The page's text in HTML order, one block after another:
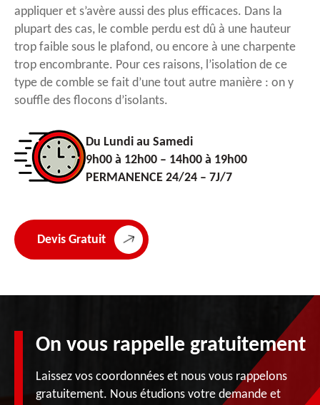
appliquer et s’avère aussi des plus efficaces. Dans la
plupart des cas, le comble perdu est dû à une hauteur
trop faible sous le plafond, ou encore à une charpente
trop encombrante. Pour ces raisons, l’isolation de ce
type de comble se fait d’une tout autre manière : on y
souffle des flocons d’isolants.
Du Lundi au Samedi
9h00 à 12h00 – 14h00 à 19h00
PERMANENCE 24/24 – 7J/7
Devis Gratuit
On vous rappelle gratuitement
Laissez vos coordonnées et nous vous rappelons
gratuitement. Nous étudions votre demande et